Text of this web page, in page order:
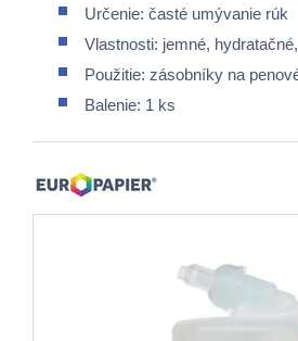
Určenie: časté umývanie rúk
Vlastnosti: jemné,
Použitie: zásobníky na
Balenie: 1 ks